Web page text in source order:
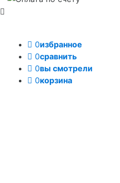
0избранное
0сравнить
0вы смотрели
0корзина